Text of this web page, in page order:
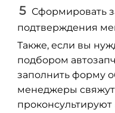
Сформировать
подтверждения
Также, если вы
подбором
заполнить форму
менеджеры